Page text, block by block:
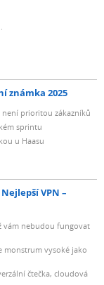
známka 2025
není prioritou zákazníků
sprintu
u Haasu
Nejlepší VPN –
vám nebudou fungovat
monstrum vysoké jako
čtečka, cloudová